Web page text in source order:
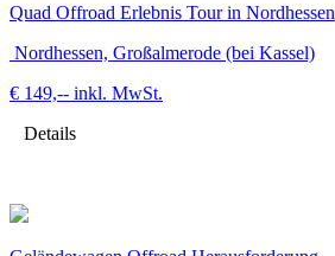
Quad Offroad Erlebnis Tour in Nordhessen
Nordhessen, Großalmerode (bei Kassel)
€ 149,-- inkl. MwSt.
Details